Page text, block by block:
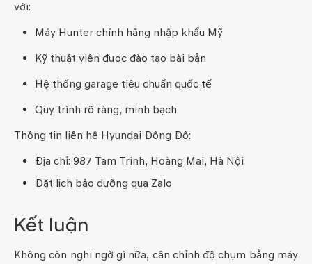
với:
Máy Hunter chính hãng nhập khẩu Mỹ
Kỹ thuật viên được đào tạo bài bản
Hệ thống garage tiêu chuẩn quốc tế
Quy trình rõ ràng, minh bạch
Thông tin liên hệ Hyundai Đông Đô:
Địa chỉ: 987 Tam Trinh, Hoàng Mai, Hà Nội
Đặt lịch bảo dưỡng qua Zalo
Kết luận
Không còn nghi ngờ gì nữa, cân chỉnh độ chụm bằng máy